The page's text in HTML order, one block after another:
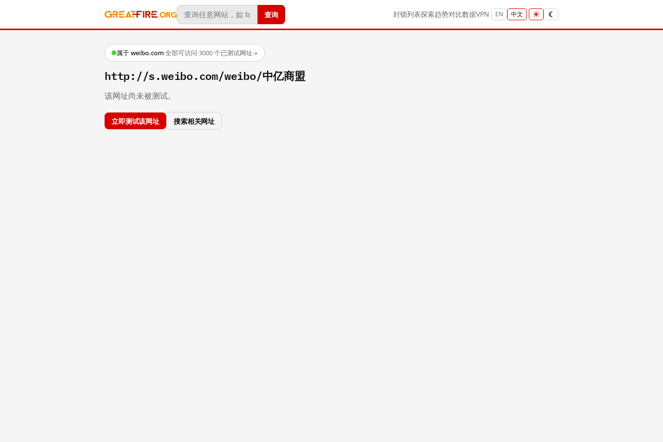
查询 封锁列表探索趋势对比数据VPN EN 中文
属于 weibo.com·全部可访问·3000 个已测试网址→
http://s.weibo.com/weibo/中亿商盟
该网址尚未被测试。
立即测试该网址 搜索相关网址